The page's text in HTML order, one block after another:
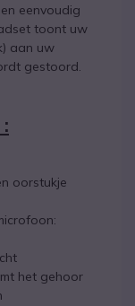
eenvoudig
toont uw
aan uw
gestoord.
oorstukje
het gehoor